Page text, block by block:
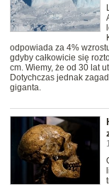
odpowiada za 4%
gdyby całkowicie się
cm. Wiemy, że od 30 lat
Dotychczas jednak
giganta.